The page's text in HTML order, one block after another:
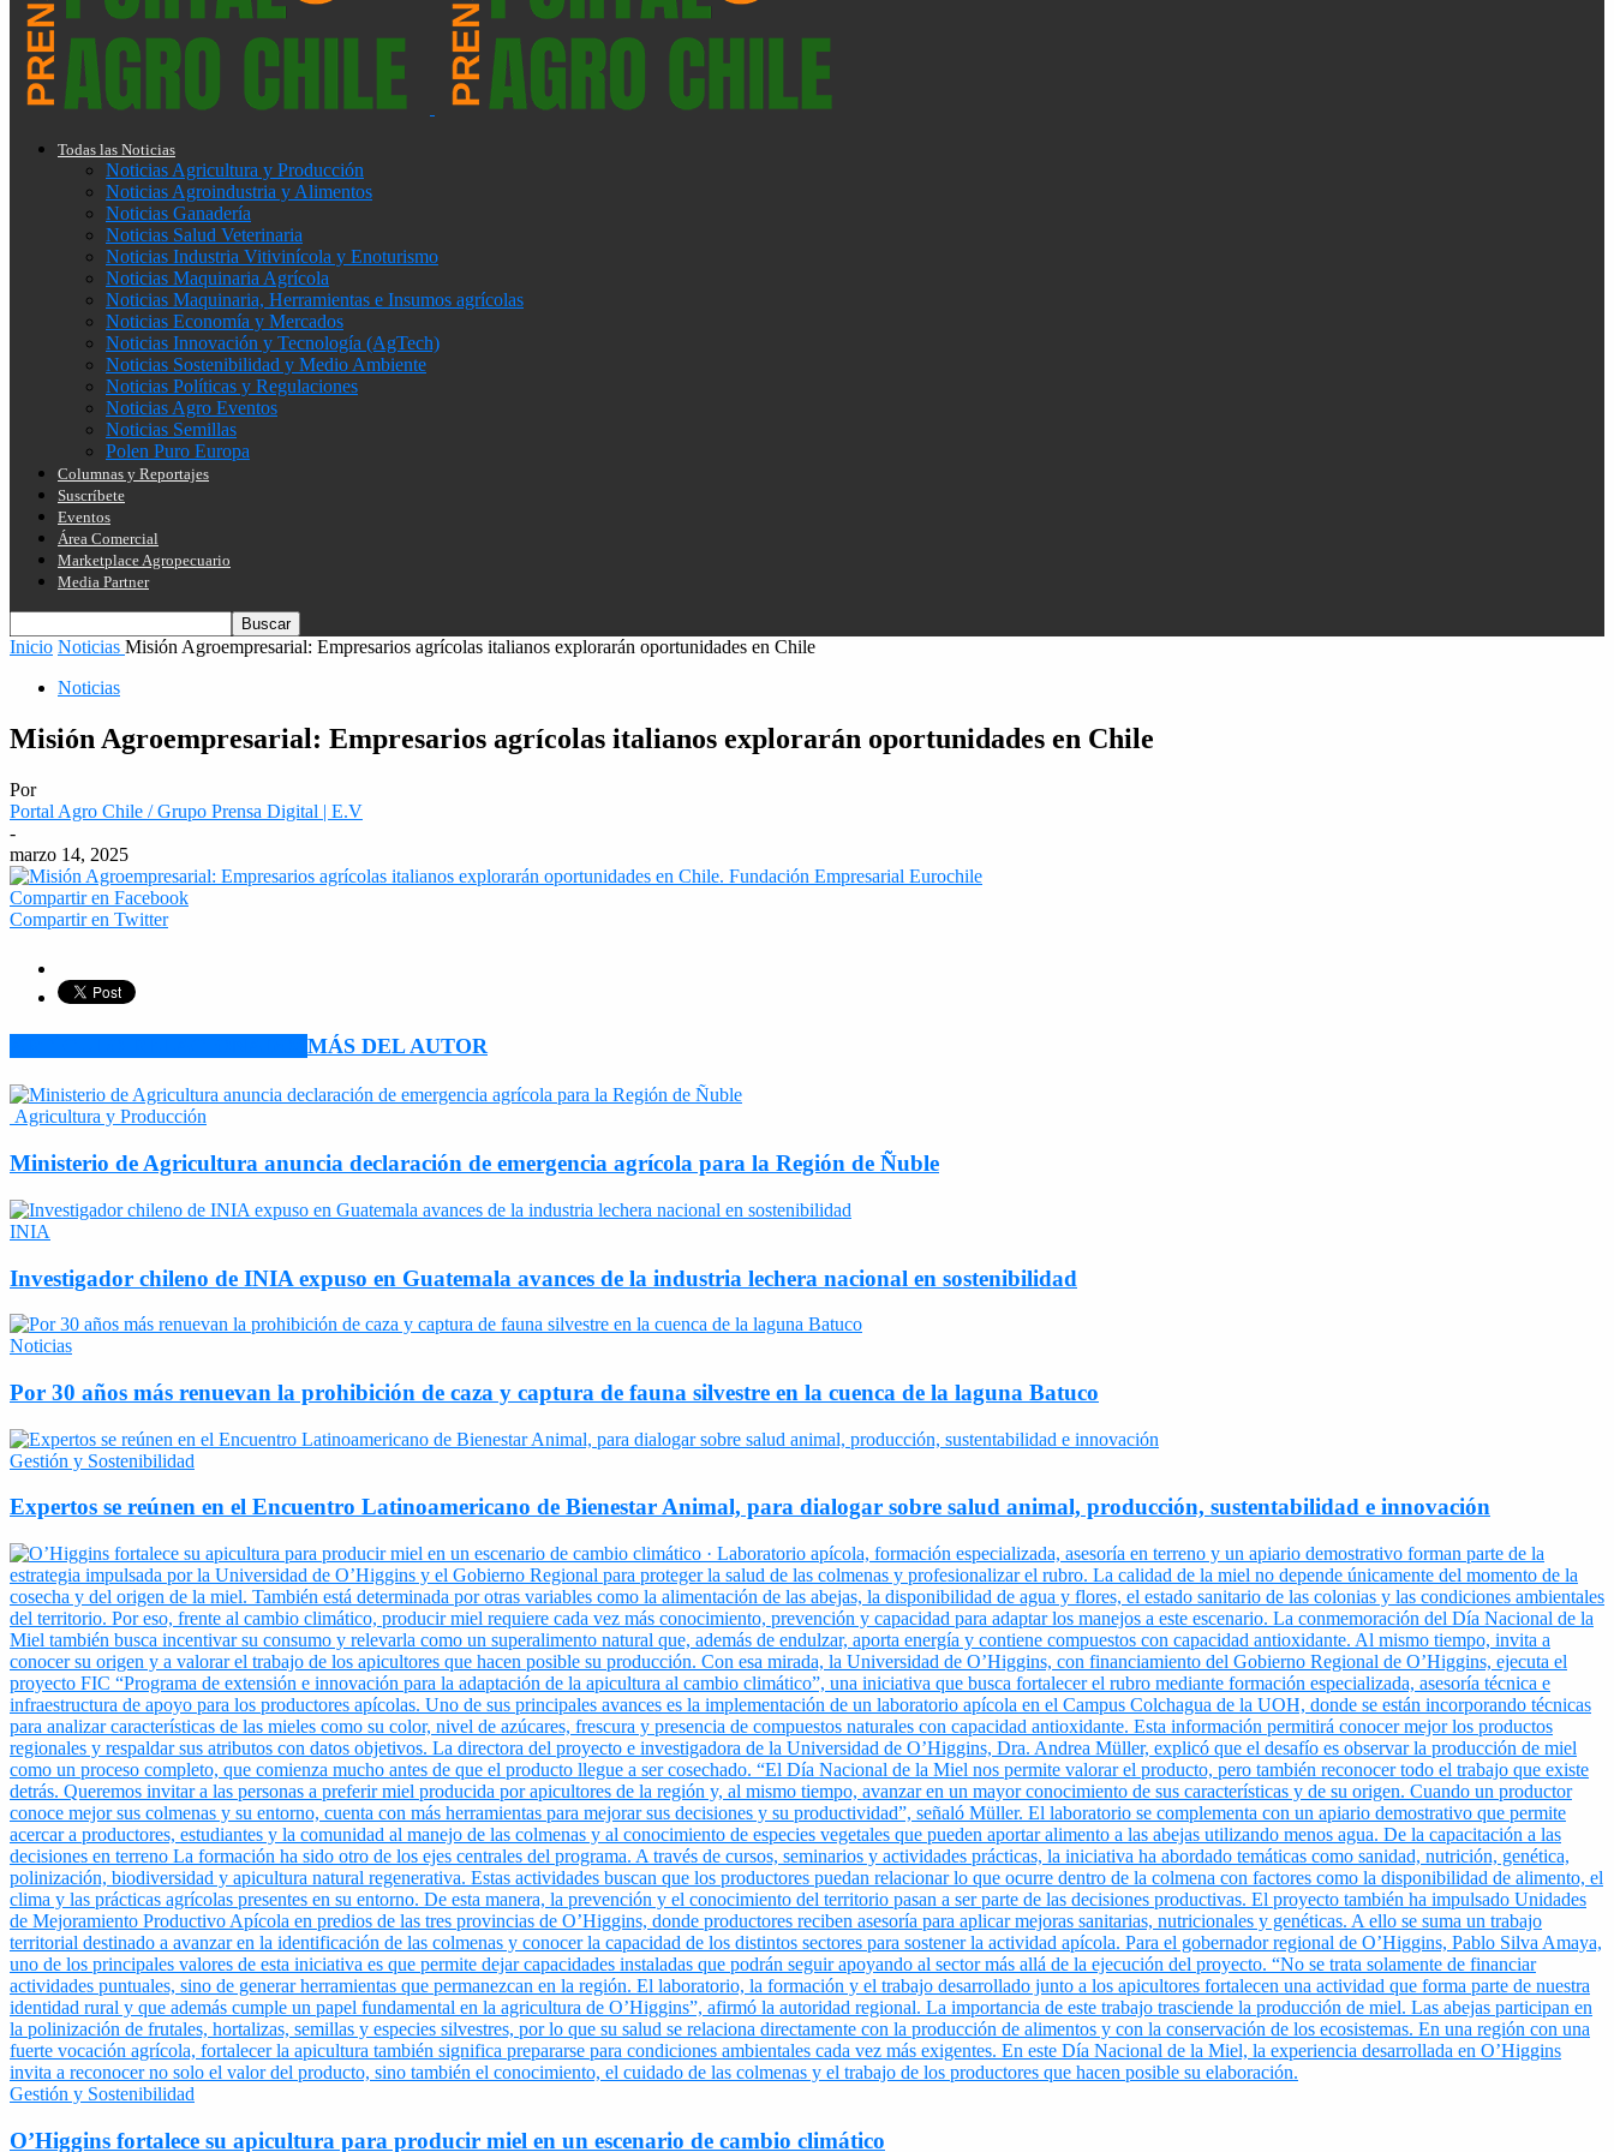
Todas las Noticias
Noticias Agricultura y Producción
Noticias Agroindustria y Alimentos
Noticias Ganadería
Noticias Salud Veterinaria
Noticias Industria Vitivinícola y Enoturismo
Noticias Maquinaria Agrícola
Noticias Maquinaria, Herramientas e Insumos agrícolas
Noticias Economía y Mercados
Noticias Innovación y Tecnología (AgTech)
Noticias Sostenibilidad y Medio Ambiente
Noticias Políticas y Regulaciones
Noticias Agro Eventos
Noticias Semillas
Polen Puro Europa
Columnas y Reportajes
Suscríbete
Eventos
Área Comercial
Marketplace Agropecuario
Media Partner
Inicio Noticias Misión Agroempresarial: Empresarios agrícolas italianos explorarán oportunidades en Chile
Noticias
Misión Agroempresarial: Empresarios agrícolas italianos explorarán oportunidades en Chile
Por
Portal Agro Chile / Grupo Prensa Digital | E.V
-
marzo 14, 2025
Compartir en Facebook
Compartir en Twitter
MÁS DEL AUTOR
Agricultura y Producción
Ministerio de Agricultura anuncia declaración de emergencia agrícola para la Región de Ñuble
INIA
Investigador chileno de INIA expuso en Guatemala avances de la industria lechera nacional en sostenibilidad
Noticias
Por 30 años más renuevan la prohibición de caza y captura de fauna silvestre en la cuenca de la laguna Batuco
Gestión y Sostenibilidad
Expertos se reúnen en el Encuentro Latinoamericano de Bienestar Animal, para dialogar sobre salud animal, producción, sustentabilidad e innovación
Gestión y Sostenibilidad
O’Higgins fortalece su apicultura para producir miel en un escenario de cambio climático